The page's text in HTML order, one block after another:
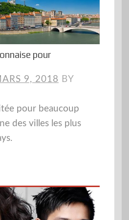
pour
9, 2018 BY
pour beaucoup
des villes les plus